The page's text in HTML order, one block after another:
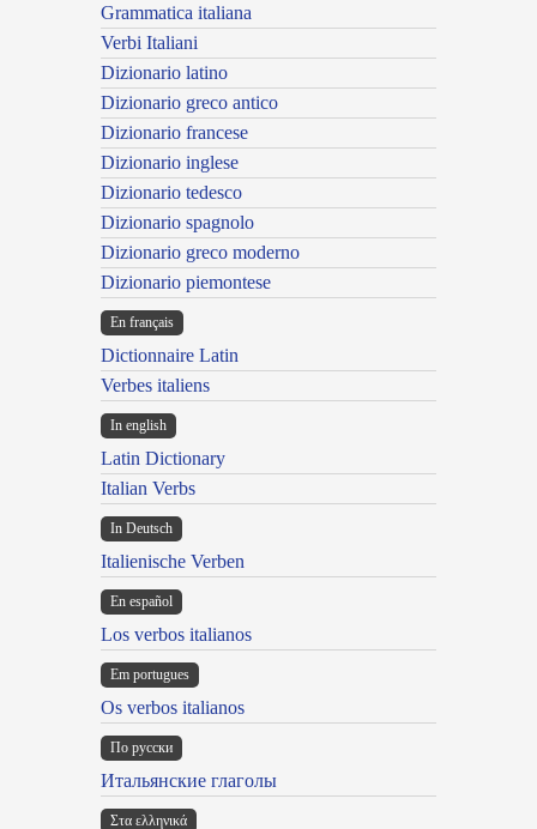
Grammatica italiana
Verbi Italiani
Dizionario latino
Dizionario greco antico
Dizionario francese
Dizionario inglese
Dizionario tedesco
Dizionario spagnolo
Dizionario greco moderno
Dizionario piemontese
En français
Dictionnaire Latin
Verbes italiens
In english
Latin Dictionary
Italian Verbs
In Deutsch
Italienische Verben
En español
Los verbos italianos
Em portugues
Os verbos italianos
По русски
Итальянские глаголы
Στα ελληνικά